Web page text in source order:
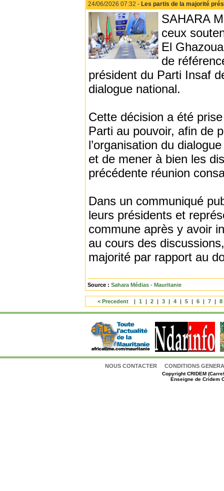
24/06/2026 07:32 - Les partis de la majorité
SAHARA
ceux
El
de
président du Parti Insaf
dialogue national.
Cette décision a été
Parti au pouvoir, afin de
l’organisation du
et de mener à bien les
précédente réunion
Dans un communiqué
leurs présidents et
commune après y avoir
au cours des
majorité par rapport au
Source : Sahara Médias - Mauritanie
< Precedent | 1 | 2 | 3 | 4 | 5 | 6 | 7 | 8
NOUS CONTACTER CONDITIONS
CopyrightCRIDEM
Enseigne de Cridem